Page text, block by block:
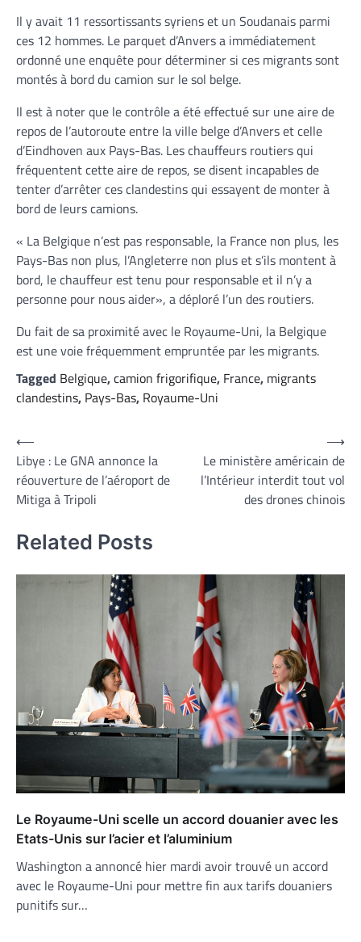
Il y avait 11 ressortissants syriens et un Soudanais parmi
ces 12 hommes. Le parquet d’Anvers a immédiatement
ordonné une enquête pour déterminer si ces migrants sont
montés à bord du camion sur le sol belge.
Il est à noter que le contrôle a été effectué sur une aire de
repos de l’autoroute entre la ville belge d’Anvers et celle
d’Eindhoven aux Pays-Bas. Les chauffeurs routiers qui
fréquentent cette aire de repos, se disent incapables de
tenter d’arrêter ces clandestins qui essayent de monter à
bord de leurs camions.
« La Belgique n’est pas responsable, la France non plus, les
Pays-Bas non plus, l’Angleterre non plus et s’ils montent à
bord, le chauffeur est tenu pour responsable et il n’y a
personne pour nous aider», a déploré l’un des routiers.
Du fait de sa proximité avec le Royaume-Uni, la Belgique
est une voie fréquemment empruntée par les migrants.
Tagged Belgique,camion frigorifique, France, migrants
clandestins, Pays-Bas, Royaume-Uni
Navigation
de
l’article
⟵
Libye : Le GNA annonce la
réouverture de l’aéroport de
Mitiga à Tripoli
Le ministère américain de
l’Intérieur interdit tout vol
des drones chinois
⟶
Related Posts
Le Royaume-Uni scelle un accord douanier avec les
Etats-Unis sur l’acier et l’aluminium
Washington a annoncé hier mardi avoir trouvé un accord
avec le Royaume-Uni pour mettre fin aux tarifs douaniers
punitifs sur…